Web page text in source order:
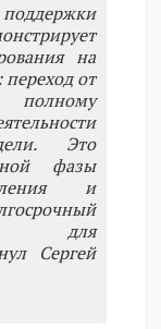
на
от
полному
Это
фазы
и
для
Сергей